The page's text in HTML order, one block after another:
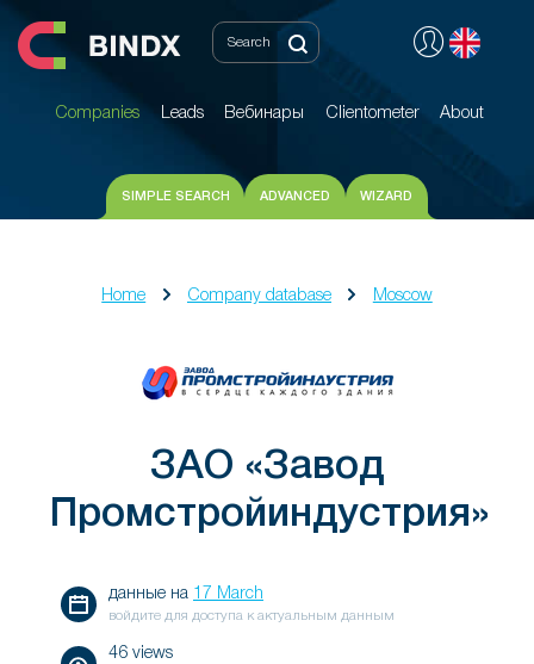
Companies Leads Вебинары Clientometer About
Companies Leads Вебинары Clientometer About
SIMPLE SEARCH ADVANCED WIZARD
Home Company database Moscow
ЗАО «Завод
Промстройиндустрия»
данные на 17 March
войдите для доступа к актуальным данным
46 views